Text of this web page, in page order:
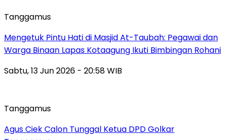
Tanggamus
Mengetuk Pintu Hati di Masjid At-Taubah: Pegawai dan
Warga Binaan Lapas Kotaagung Ikuti Bimbingan Rohani
Sabtu, 13 Jun 2026 - 20:58 WIB
Tanggamus
Agus Ciek Calon Tunggal Ketua DPD Golkar